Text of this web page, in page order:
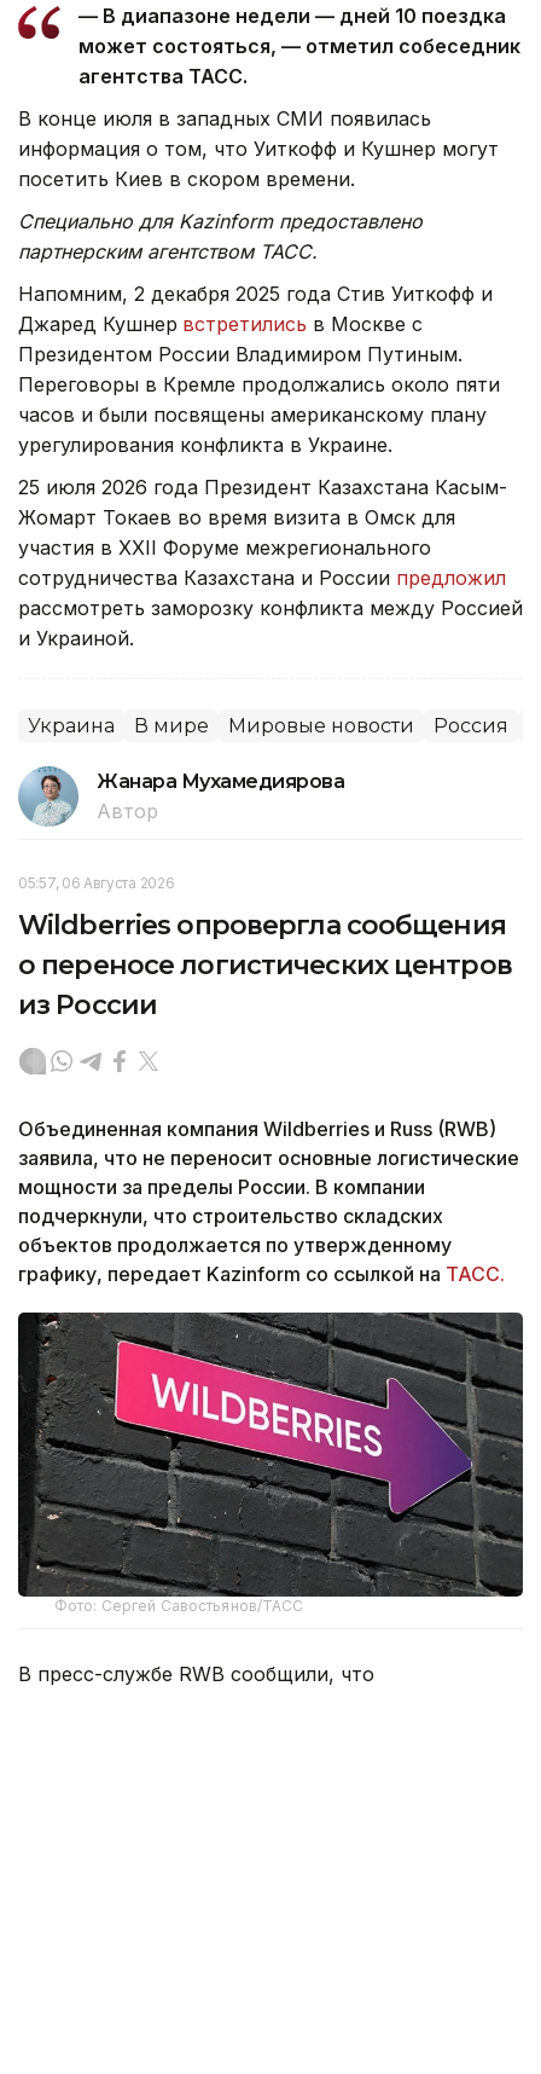
— В диапазоне недели — дней 10 поездка
может состояться, — отметил собеседник
агентства ТАСС.
В конце июля в западных СМИ появилась
информация о том, что Уиткофф и Кушнер могут
посетить Киев в скором времени.
Специально для Kazinform предоставлено
партнерским агентством ТАСС.
Напомним, 2 декабря 2025 года Стив Уиткофф и
Джаред Кушнер встретились в Москве с
Президентом России Владимиром Путиным.
Переговоры в Кремле продолжались около пяти
часов и были посвящены американскому плану
урегулирования конфликта в Украине.
25 июля 2026 года Президент Казахстана Касым-
Жомарт Токаев во время визита в Омск для
участия в XXII Форуме межрегионального
сотрудничества Казахстана и России предложил
рассмотреть заморозку конфликта между Россией
и Украиной.
Украина В мире Мировые новости Россия
Жанара Мухамедиярова
Автор
05:57, 06 Августа 2026
Wildberries опровергла сообщения
о переносе логистических центров
из России
Объединенная компания Wildberries и Russ (RWB)
заявила, что не переносит основные логистические
мощности за пределы России. В компании
подчеркнули, что строительство складских
объектов продолжается по утвержденному
графику, передает Kazinform со ссылкой на ТАСС.
Фото: Сергей Савостьянов/ТАСС
В пресс-службе RWB сообщили, что